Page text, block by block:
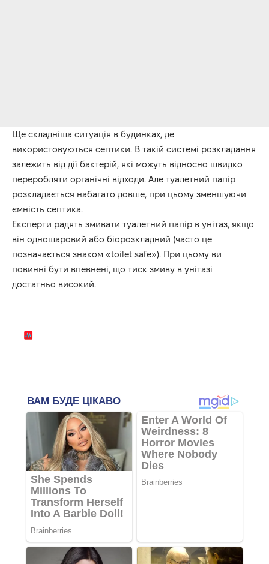
Ще складніша ситуація в будинках, де
використовуються септики. В такій системі розкладання
залежить від дії бактерій, які можуть відносно швидко
переробляти органічні відходи. Але туалетний папір
розкладається набагато довше, при цьому зменшуючи
ємність септика.
Експерти радять змивати туалетний папір в унітаз, якщо
він одношаровий або біорозкладний (часто це
позначається знаком «toilet safe»). При цьому ви
повинні бути впевнені, що тиск змиву в унітазі
достатньо високий.